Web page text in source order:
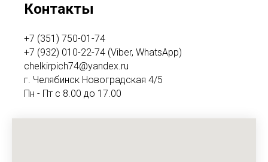
Контакты
+7 (351) 750-01-74
+7 (932) 010-22-74 (Viber, WhatsApp)
chelkirpich74@yandex.ru
г. Челябинск Новоградская 4/5
Пн - Пт с 8.00 до 17.00